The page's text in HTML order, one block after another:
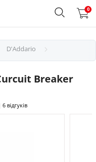
0
D'Addario
Breaker
відгуків